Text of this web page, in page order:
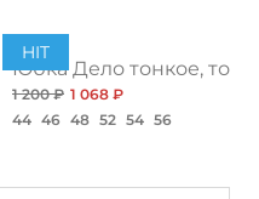
топ
HIT
Юбка Дело тонкое, топ
1 200 ₽ 1 068 ₽
44 46 48 52 54 56